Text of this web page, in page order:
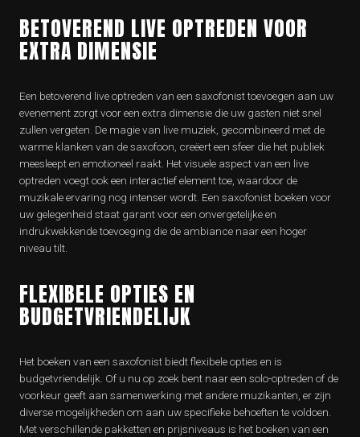
BETOVEREND LIVE OPTREDEN VOOR
EXTRA DIMENSIE
Een betoverend live optreden van een saxofonist toevoegen aan uw
evenement zorgt voor een extra dimensie die uw gasten niet snel
zullen vergeten. De magie van live muziek, gecombineerd met de
warme klanken van de saxofoon, creëert een sfeer die het publiek
meesleept en emotioneel raakt. Het visuele aspect van een live
optreden voegt ook een interactief element toe, waardoor de
muzikale ervaring nog intenser wordt. Een saxofonist boeken voor
uw gelegenheid staat garant voor een onvergetelijke en
indrukwekkende toevoeging die de ambiance naar een hoger
niveau tilt.
FLEXIBELE OPTIES EN
BUDGETVRIENDELIJK
Het boeken van een saxofonist biedt flexibele opties en is
budgetvriendelijk. Of u nu op zoek bent naar een solo-optreden of de
voorkeur geeft aan samenwerking met andere muzikanten, er zijn
diverse mogelijkheden om aan uw specifieke behoeften te voldoen.
Met verschillende pakketten en prijsniveaus is het boeken van een